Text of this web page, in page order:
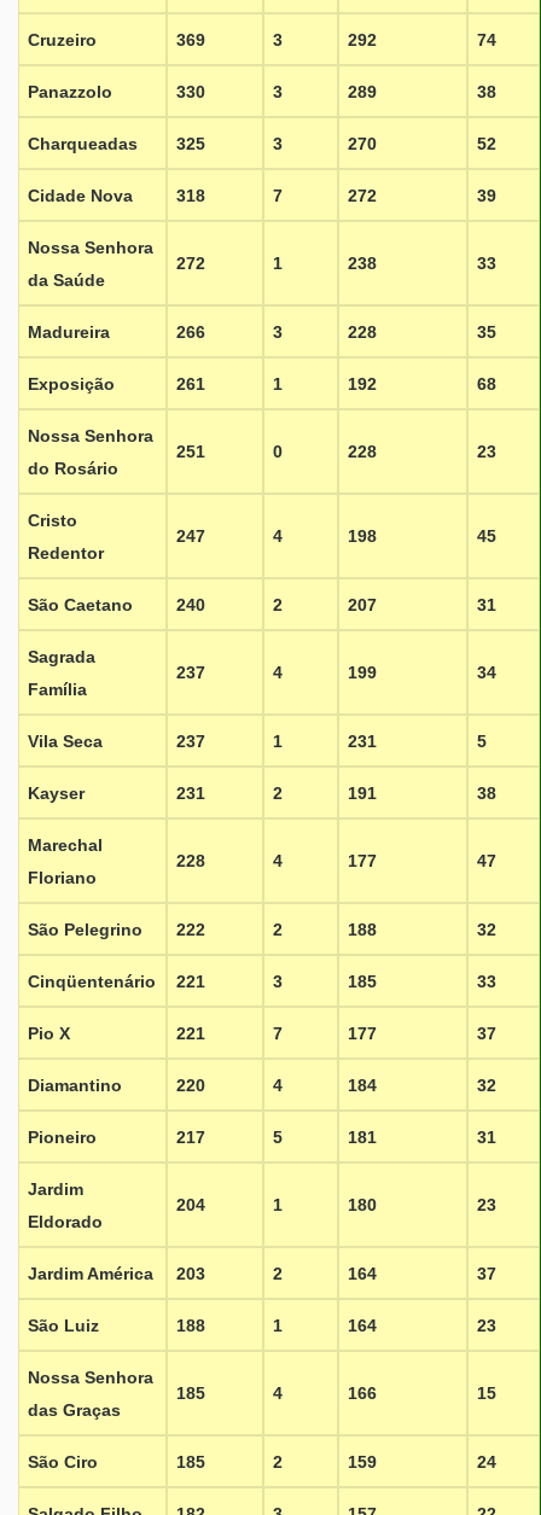
Cruzeiro 369 3 292 74
Panazzolo 330 3 289 38
Charqueadas 325 3 270 52
Cidade Nova 318 7 272 39
Nossa Senhora
da Saúde
272 1 238 33
Madureira 266 3 228 35
Exposição 261 1 192 68
Nossa Senhora
do Rosário
251 0 228 23
Cristo
Redentor
247 4 198 45
São Caetano 240 2 207 31
Sagrada
Família
237 4 199 34
Vila Seca 237 1 231 5
Kayser 231 2 191 38
Marechal
Floriano
228 4 177 47
São Pelegrino 222 2 188 32
Cinqüentenário 221 3 185 33
Pio X 221 7 177 37
Diamantino 220 4 184 32
Pioneiro 217 5 181 31
Jardim
Eldorado
204 1 180 23
Jardim América 203 2 164 37
São Luiz 188 1 164 23
Nossa Senhora
das Graças
185 4 166 15
São Ciro 185 2 159 24